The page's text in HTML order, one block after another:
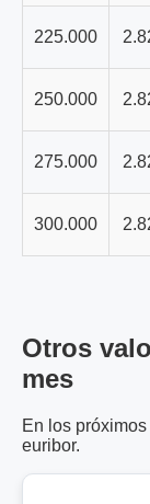
225.000
250.000
275.000
300.000
Otros
mes
En los
euribor.